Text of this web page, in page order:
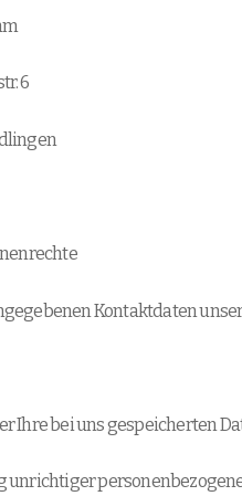
6
Kontaktdaten
Ihre bei uns gespeicherten
personenbezogener